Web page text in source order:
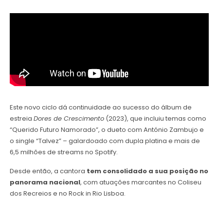
Este novo ciclo dá continuidade ao sucesso do álbum de
estreia Dores de Crescimento(2023), que incluiu temas como
“Querido Futuro Namorado”, o dueto com António Zambujo e
o single “Talvez” – galardoado com dupla platina e mais de
6,5 milhões de streams no Spotify.
Desde então, a cantora tem consolidado a sua posição no
panorama nacional, com atuações marcantes no Coliseu
dos Recreios e no Rock in Rio Lisboa.